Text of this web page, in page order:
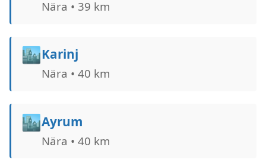
Nära • 39 km
🏙️Karinj
Nära • 40 km
🏙️Ayrum
Nära • 40 km